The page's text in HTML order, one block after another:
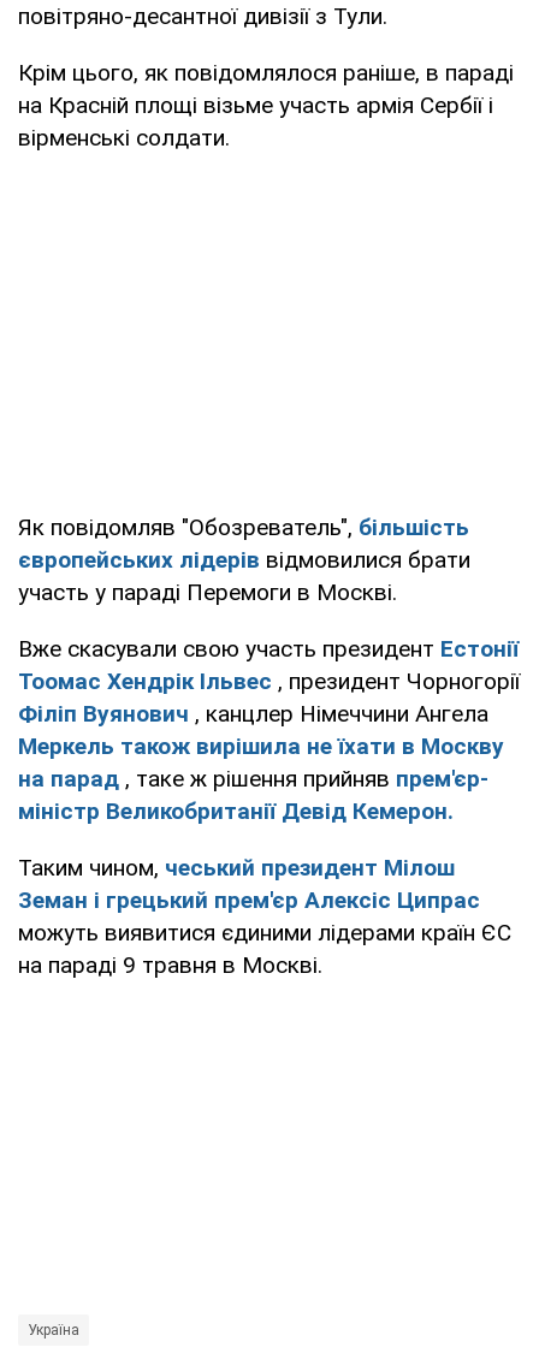
повітряно-десантної дивізії з Тули.
Крім цього, як повідомлялося раніше, в параді
на Красній площі візьме участь армія Сербії і
вірменські солдати.
Як повідомляв "Обозреватель", більшість
європейських лідерів відмовилися брати
участь у параді Перемоги в Москві.
Вже скасували свою участь президент Естонії
Тоомас Хендрік Ільвес , президент Чорногорії
Філіп Вуянович , канцлер Німеччини Ангела
Меркель також вирішила не їхати в Москву
на парад , таке ж рішення прийняв прем'єр-
міністр Великобританії Девід Кемерон.
Таким чином, чеський президент Мілош
Земан і грецький прем'єр Алексіс Ципрас
можуть виявитися єдиними лідерами країн ЄС
на параді 9 травня в Москві.
Україна